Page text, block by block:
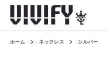
ホーム ネックレス シルバー